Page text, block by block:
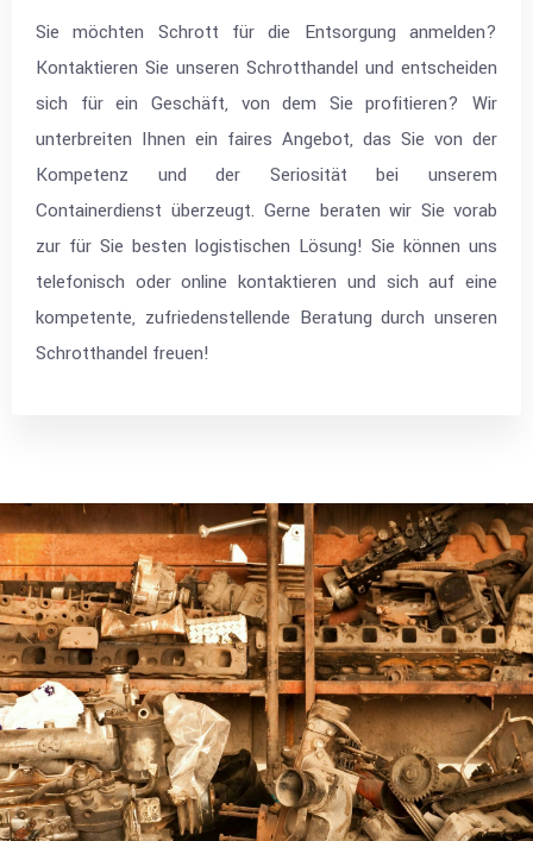
Sie möchten Schrott für die Entsorgung anmelden?
Kontaktieren Sie unseren Schrotthandel und entscheiden
sich für ein Geschäft, von dem Sie profitieren? Wir
unterbreiten Ihnen ein faires Angebot, das Sie von der
Kompetenz und der Seriosität bei unserem
Containerdienst überzeugt. Gerne beraten wir Sie vorab
zur für Sie besten logistischen Lösung! Sie können uns
telefonisch oder online kontaktieren und sich auf eine
kompetente, zufriedenstellende Beratung durch unseren
Schrotthandel freuen!